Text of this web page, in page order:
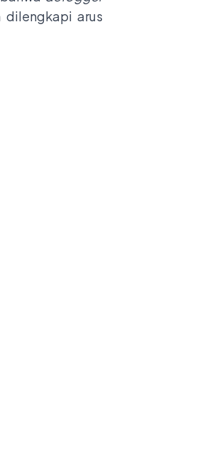
dilengkapi arus